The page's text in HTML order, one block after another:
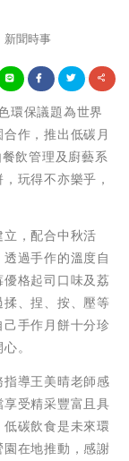
新聞時事
環保議題為世界
作，推出低碳月
飲管理及廚藝系
玩得不亦樂乎，
，配合中秋活
過手作的溫度自
格起司口味及荔
、捏、按、壓等
手作月餅十分珍
。
導王美晴老師感
受精采豐富且具
碳飲食是未來環
在地推動，感謝